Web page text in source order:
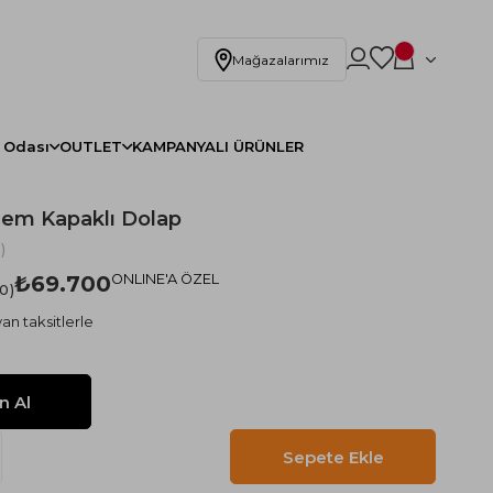
Mağazalarımız
OUTLET KAMPANYALI ÜRÜNLER
Kapaklı Dolap
₺69.700
taksitlerle
ONLINE'A ÖZEL